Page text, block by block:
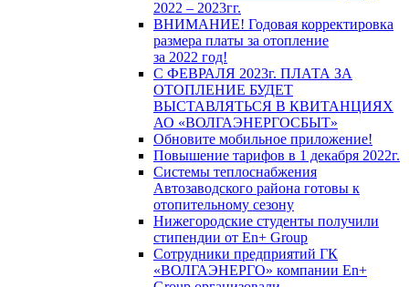
2022 – 2023гг.
ВНИМАНИЕ! Годовая корректировка
размера платы за отопление
за 2022 год!
С ФЕВРАЛЯ 2023г. ПЛАТА ЗА
ОТОПЛЕНИЕ БУДЕТ
ВЫСТАВЛЯТЬСЯ В КВИТАНЦИЯХ
АО «ВОЛГАЭНЕРГОСБЫТ»
Обновите мобильное приложение!
Повышение тарифов в 1 декабря 2022г.
Системы теплоснабжения
Автозаводского района готовы к
отопительному сезону
Нижегородские студенты получили
стипендии от En+ Group
Сотрудники предприятий ГК
«ВОЛГАЭНЕРГО» компании En+